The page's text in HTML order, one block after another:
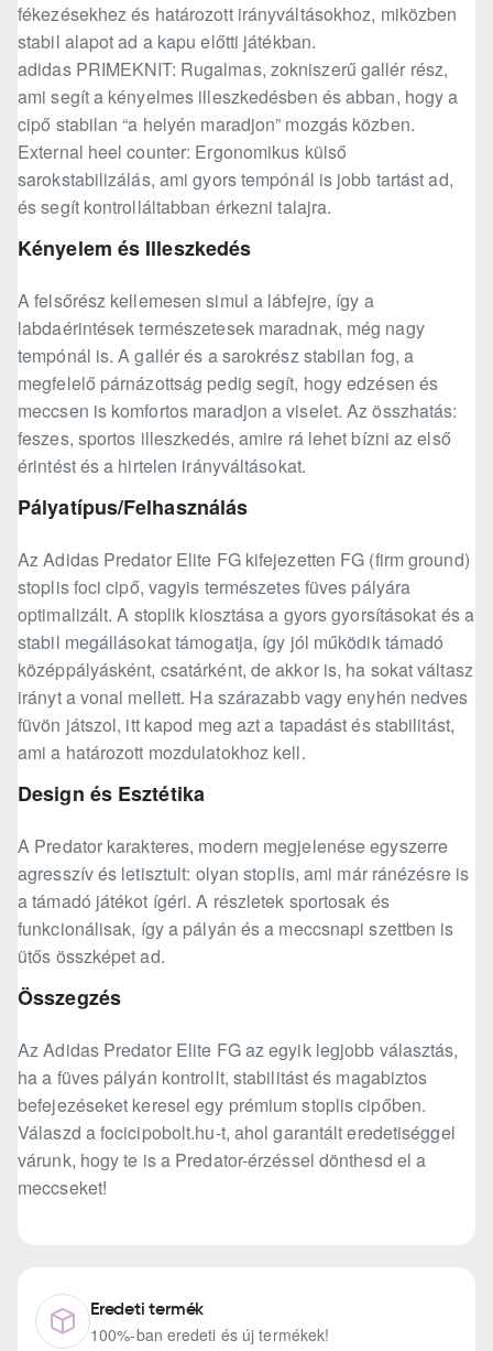
fékezésekhez és határozott irányváltásokhoz, miközben
stabil alapot ad a kapu előtti játékban.
adidas PRIMEKNIT: Rugalmas, zokniszerű gallér rész,
ami segít a kényelmes illeszkedésben és abban, hogy a
cipő stabilan “a helyén maradjon” mozgás közben.
External heel counter: Ergonomikus külső
sarokstabilizálás, ami gyors tempónál is jobb tartást ad,
és segít kontrolláltabban érkezni talajra.
Kényelem és Illeszkedés
A felsőrész kellemesen simul a lábfejre, így a
labdaérintések természetesek maradnak, még nagy
tempónál is. A gallér és a sarokrész stabilan fog, a
megfelelő párnázottság pedig segít, hogy edzésen és
meccsen is komfortos maradjon a viselet. Az összhatás:
feszes, sportos illeszkedés, amire rá lehet bízni az első
érintést és a hirtelen irányváltásokat.
Pályatípus/Felhasználás
Az Adidas Predator Elite FG kifejezetten FG (firm ground)
stoplis foci cipő, vagyis természetes füves pályára
optimalizált. A stoplik kiosztása a gyors gyorsításokat és a
stabil megállásokat támogatja, így jól működik támadó
középpályásként, csatárként, de akkor is, ha sokat váltasz
irányt a vonal mellett. Ha szárazabb vagy enyhén nedves
füvön játszol, itt kapod meg azt a tapadást és stabilitást,
ami a határozott mozdulatokhoz kell.
Design és Esztétika
A Predator karakteres, modern megjelenése egyszerre
agresszív és letisztult: olyan stoplis, ami már ránézésre is
a támadó játékot ígéri. A részletek sportosak és
funkcionálisak, így a pályán és a meccsnapi szettben is
ütős összképet ad.
Összegzés
Az Adidas Predator Elite FG az egyik legjobb választás,
ha a füves pályán kontrollt, stabilitást és magabiztos
befejezéseket keresel egy prémium stoplis cipőben.
Válaszd a focicipobolt.hu-t, ahol garantált eredetiséggel
várunk, hogy te is a Predator-érzéssel dönthesd el a
meccseket!
Eredeti termék
100%-ban eredeti és új termékek!